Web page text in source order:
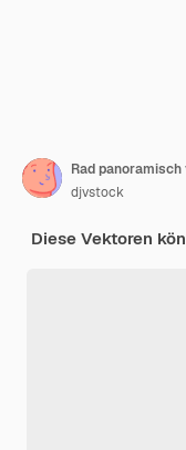
Rad
djvstock
Diese Vektoren